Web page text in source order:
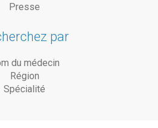
Presse
par
du médecin
Région
Spécialité